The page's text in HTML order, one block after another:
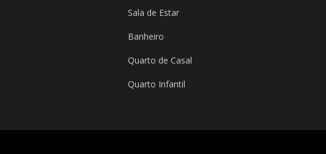
Sala de Estar
Banheiro
Quarto de Casal
Quarto Infantil